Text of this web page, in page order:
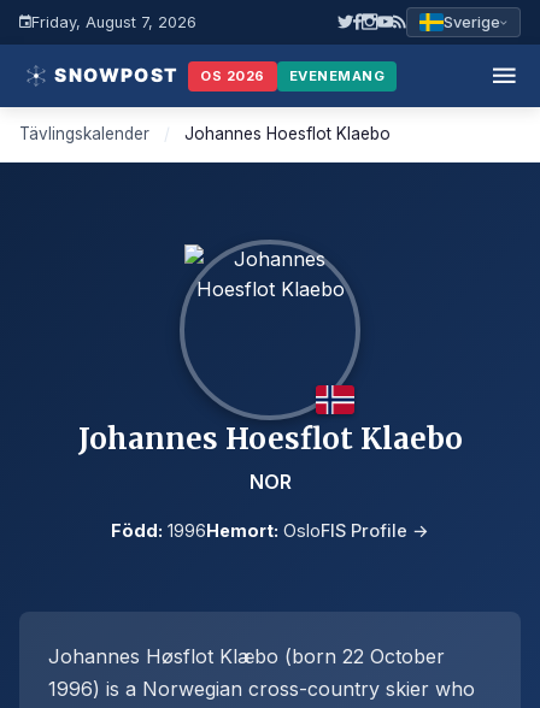
Friday, August 7, 2026 Sverige
OS 2026 EVENEMANG
Tävlingskalender / Johannes Hoesflot Klaebo
Johannes Hoesflot Klaebo
NOR
Född: 1996Hemort: OsloFIS Profile →
Johannes Høsflot Klæbo (born 22 October
1996) is a Norwegian cross-country skier who